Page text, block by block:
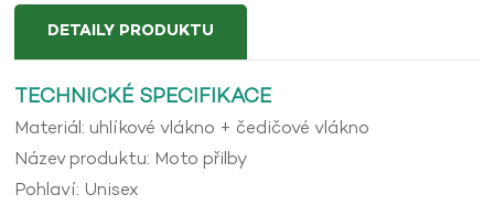
DETAILY PRODUKTU
TECHNICKÉ SPECIFIKACE
Materiál: uhlíkové vlákno + čedičové vlákno
Název produktu: Moto přilby
Pohlaví: Unisex